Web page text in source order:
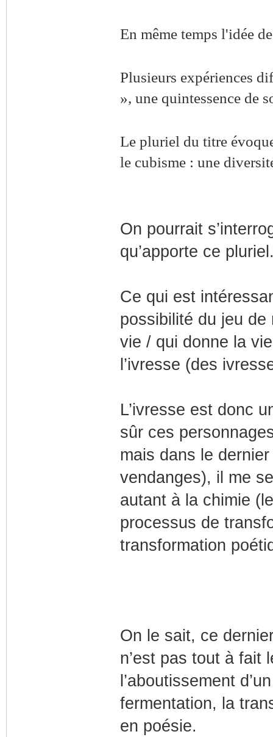
En même temps l'idée
Plusieurs expériences
», une quintessence de
Le pluriel du titre
le cubisme : une
On pourrait
qu’apporte ce
Ce qui est
possibilité du jeu
vie / qui donne la
l’ivresse (des
L’ivresse est donc
sûr ces
mais dans le
vendanges), il me
autant à la chimie
processus de
transformation
On le sait, ce
n’est pas tout à fait
l’aboutissement
fermentation, la
en poésie.